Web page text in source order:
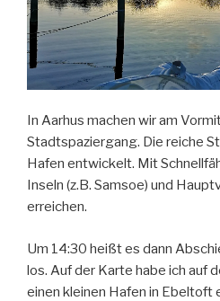
In Aarhus machen wir am
Stadtspaziergang. Die reiche
Hafen entwickelt. Mit
Inseln (z.B. Samsoe) und
erreichen.
Um 14:30 heißt es dann
los. Auf der Karte habe ich auf
einen kleinen Hafen in